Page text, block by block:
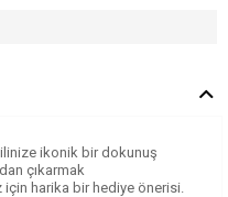
ikonik bir dokunuş
çıkarmak
harika bir hediye önerisi.